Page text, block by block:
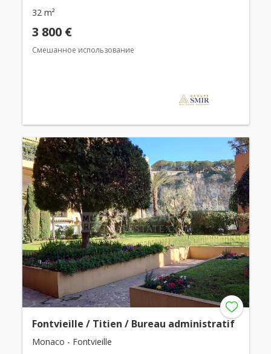
32 m²
3 800 €
Смешанное использование
Fontvieille / Titien / Bureau administratif
Monaco - Fontvieille